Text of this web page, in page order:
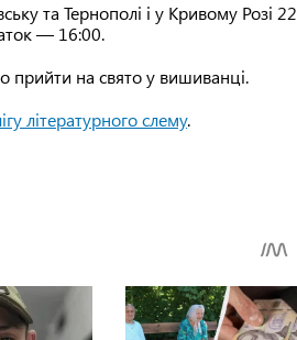
та Тернополі і у Кривому Розі 22
— 16:00.
прийти на свято у вишиванці.
літературного слему.